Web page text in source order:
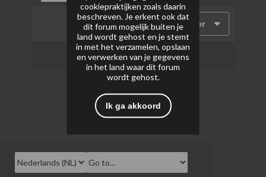
Filter
Geen onderwerpen gevonden.
cookiepraktijken zoals daarin
beschreven. Je erkent ook dat
dit forum mogelijk buiten je
land wordt gehost en je stemt
in met het verzamelen, opslaan
en verwerken van je gegevens
in het land waar dit forum
wordt gehost.
Ik ga akkoord